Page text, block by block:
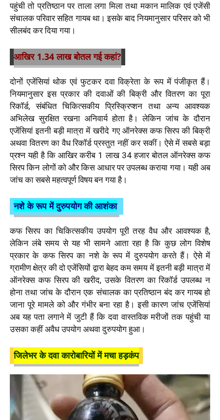
पहुंची तो प्रतिष्ठान पर ताला लगा मिला तथा मकान मालिक एवं एजेंसी
संचालक परिवार सहित गायब था। इसके बाद नियमानुसार परिसर को भी
सीलबंद कर दिया गया।
आखिर 1.34 लाख बोतल गई कहां?
दोनों एजेंसियां थोक एवं फुटकर दवा विक्रेता के रूप में पंजीकृत हैं।
नियमानुसार इस प्रकार की दवाओं की बिक्री और वितरण का पूरा
रिकॉर्ड, संबंधित चिकित्सकीय प्रिस्क्रिप्शन तथा अन्य आवश्यक
अभिलेख सुरक्षित रखना अनिवार्य होता है। लेकिन जांच के दौरान
एजेंसियां इतनी बड़ी मात्रा में खरीदे गए ऑनरेक्स कफ सिरप की बिक्री
अथवा वितरण का वैध रिकॉर्ड प्रस्तुत नहीं कर सकीं। ऐसे में सबसे बड़ा
प्रश्न यही है कि आखिर करीब 1 लाख 34 हजार बोतल ऑनरेक्स कफ
सिरप किन लोगों को और किस आधार पर उपलब्ध कराया गया। यही अब
जांच का सबसे महत्वपूर्ण विषय बन गया है।
नशे के रूप में दुरुपयोग की आशंका
कफ सिरप का चिकित्सकीय उपयोग पूरी तरह वैध और आवश्यक है,
लेकिन लंबे समय से यह भी सामने आता रहा है कि कुछ लोग विशेष
प्रकार के कफ सिरप का नशे के रूप में दुरुपयोग करते हैं। ऐसे में
ग्रामीण क्षेत्र की दो एजेंसियों द्वारा बेहद कम समय में इतनी बड़ी मात्रा में
ऑनरेक्स कफ सिरप की खरीद, उसके वितरण का रिकॉर्ड उपलब्ध न
होना तथा जांच के दौरान एक संचालक का प्रतिष्ठान बंद कर गायब हो
जाना पूरे मामले को और गंभीर बना रहा है। इसी कारण जांच एजेंसियां
अब यह पता लगाने में जुटी हैं कि दवा वास्तविक मरीजों तक पहुंची या
उसका कहीं अवैध उपयोग अथवा दुरुपयोग हुआ।
जिलेभर के दवा कारोबारियों में मचा हड़कंप